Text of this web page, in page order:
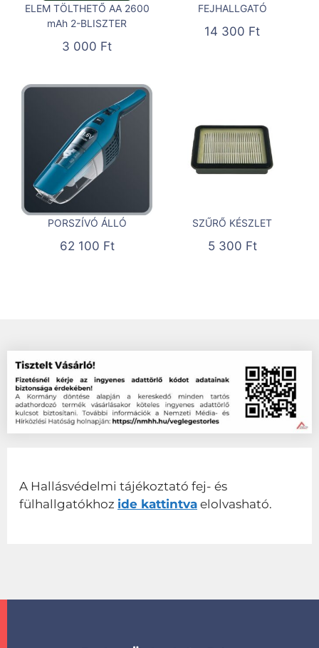
ELEM TÖLTHETŐ AA 2600
mAh 2-BLISZTER
3 000 Ft
FEJHALLGATÓ
14 300 Ft
PORSZÍVÓ ÁLLÓ
62 100 Ft
SZŰRŐ KÉSZLET
5 300 Ft
A Hallásvédelmi tájékoztató fej- és
fülhallgatókhoz ide kattintva elolvasható.